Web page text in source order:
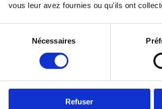
vous leur avez fournies ou qu'ils ont
consentement
Nécessaires
Refuser